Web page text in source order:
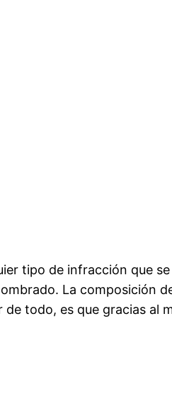
tipo de infracción que
La composición
todo, es que gracias al